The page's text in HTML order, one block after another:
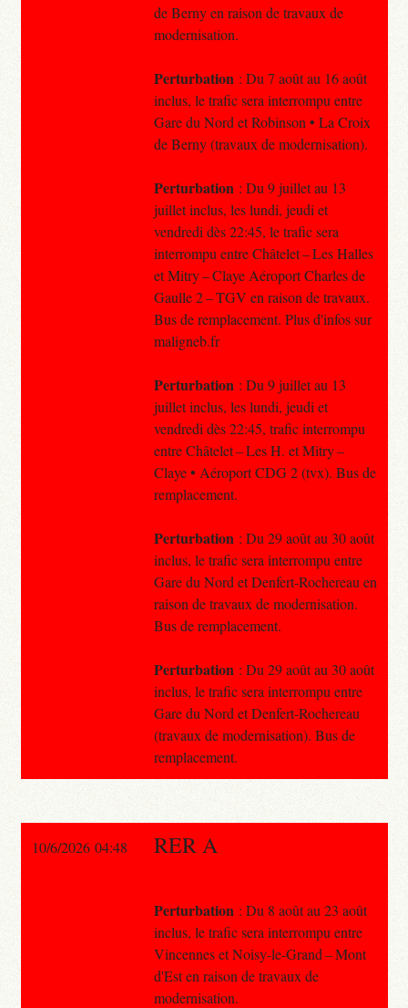
de Berny en raison de travaux de
modernisation.
Perturbation : Du 7 août au 16 août
inclus, le trafic sera interrompu entre
Gare du Nord et Robinson • La Croix
de Berny (travaux de modernisation).
Perturbation : Du 9 juillet au 13
juillet inclus, les lundi, jeudi et
vendredi dès 22:45, le trafic sera
interrompu entre Châtelet – Les Halles
et Mitry – Claye Aéroport Charles de
Gaulle 2 – TGV en raison de travaux.
Bus de remplacement. Plus d'infos sur
maligneb.fr
Perturbation : Du 9 juillet au 13
juillet inclus, les lundi, jeudi et
vendredi dès 22:45, trafic interrompu
entre Châtelet – Les H. et Mitry –
Claye • Aéroport CDG 2 (tvx). Bus de
remplacement.
Perturbation : Du 29 août au 30 août
inclus, le trafic sera interrompu entre
Gare du Nord et Denfert-Rochereau en
raison de travaux de modernisation.
Bus de remplacement.
Perturbation : Du 29 août au 30 août
inclus, le trafic sera interrompu entre
Gare du Nord et Denfert-Rochereau
(travaux de modernisation). Bus de
remplacement.
10/6/2026 04:48 RER A
Perturbation : Du 8 août au 23 août
inclus, le trafic sera interrompu entre
Vincennes et Noisy-le-Grand – Mont
d'Est en raison de travaux de
modernisation.